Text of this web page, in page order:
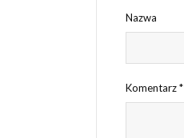
Nazwa
Komentarz*